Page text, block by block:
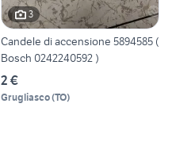
3
Candele di accensione 5894585 (
Bosch 0242240592 )
2 €
Grugliasco(TO)